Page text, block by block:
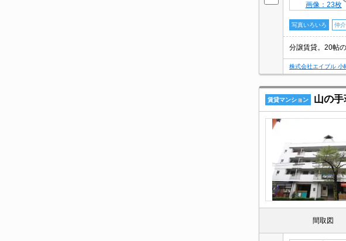
画像：23枚
写真いろいろ 仲
分譲賃貸。20帖
株式会社エイブル 小
賃貸マンション 山の手
間取図